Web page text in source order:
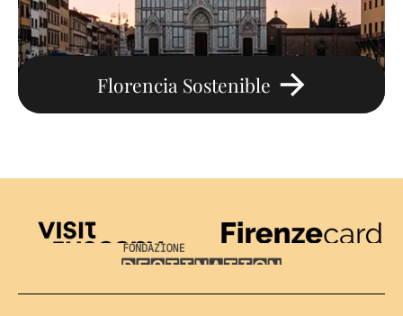
Florencia Sostenible
Visit Tuscany
Firenze Card
Destination Florence